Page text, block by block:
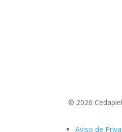
© 2026
Aviso de